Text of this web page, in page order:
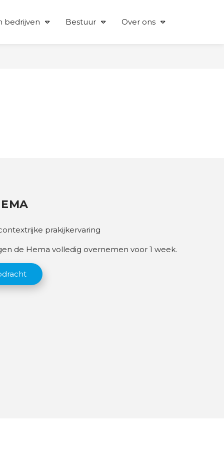
bedrijven Bestuur Over ons
prakijkervaring
de Hema volledig overnemen voor 1 week.